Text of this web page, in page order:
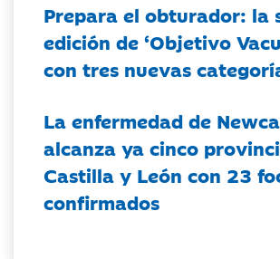
Prepara el obturador: la
edición de ‘Objetivo
con tres nuevas
La enfermedad de
alcanza ya cinco
Castilla y León con 23
confirmados